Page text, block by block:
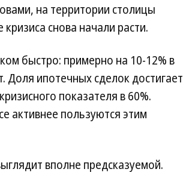
на территории столицы
снова начали расти.
быстро: примерно на 10-12% в
Доля ипотечных сделок достигает
показателя в 60%.
активнее пользуются этим
вполне предсказуемой.